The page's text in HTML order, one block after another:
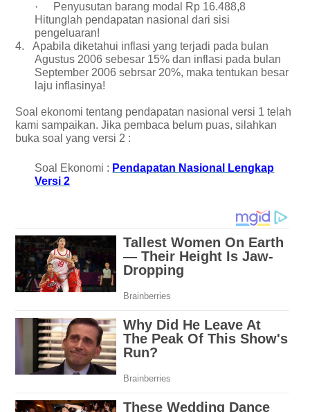
·
Penyusutan barang modal Rp 16.488,8
Hitunglah pendapatan nasional dari sisi
pengeluaran!
4.
Apabila diketahui inflasi yang terjadi pada bulan
Agustus 2006 sebesar 15% dan inflasi pada bulan
September 2006 sebrsar 20%, maka tentukan besar
laju inflasinya!
Soal ekonomi tentang pendapatan nasional versi 1 telah
kami sampaikan. Jika pembaca belum puas, silahkan
buka soal yang versi 2 :
Soal Ekonomi : Pendapatan Nasional Lengkap
Versi 2